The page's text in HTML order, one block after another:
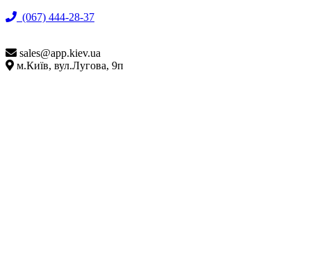
(067) 444-28-37
sales@app.kiev.ua
м.Київ, вул.Лугова, 9п